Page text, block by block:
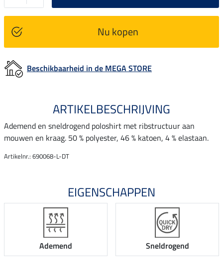
Nu kopen
Beschikbaarheid in de MEGA STORE
ARTIKELBESCHRIJVING
Ademend en sneldrogend poloshirt met ribstructuur aan
mouwen en kraag. 50 % polyester, 46 % katoen, 4 % elastaan.
Artikelnr.: 690068-L-DT
EIGENSCHAPPEN
Ademend Sneldrogend